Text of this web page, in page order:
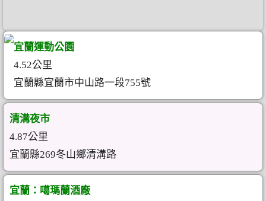
宜蘭運動公園
4.52公里
宜蘭縣宜蘭市中山路一段755號
清溝夜市
4.87公里
宜蘭縣269冬山鄉清溝路
宜蘭：噶瑪蘭酒廠